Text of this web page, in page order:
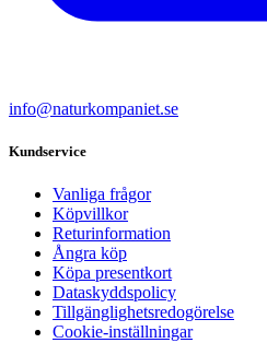
info@naturkompaniet.se
Kundservice
Vanliga frågor
Köpvillkor
Returinformation
Ångra köp
Köpa presentkort
Dataskyddspolicy
Tillgänglighetsredogörelse
Cookie-inställningar